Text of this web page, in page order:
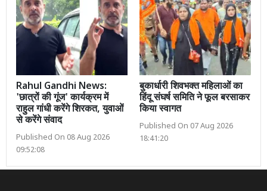
Rahul Gandhi News:
'छात्रों की गूंज' कार्यक्रम में
राहुल गांधी करेंगे शिरकत, युवाओं
से करेंगे संवाद
Published On 08 Aug 2026
09:52:08
बुकार्धारी शिवभक्त महिलाओं का
हिंदू संघर्ष समिति ने फूल बरसाकर
किया स्वागत
Published On 07 Aug 2026
18:41:20